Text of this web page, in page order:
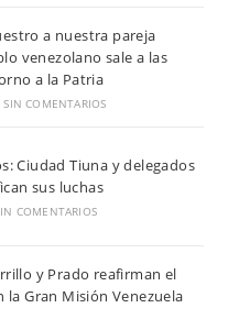
a nuestra pareja
venezolano sale a las
a la Patria
SIN COMENTARIOS
Ciudad Tiuna y delegados
sus luchas
COMENTARIOS
y Prado reafirman el
la Gran Misión Venezuela